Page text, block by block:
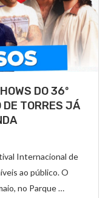
DO 36º
DE TORRES JÁ
Internacional de
ao público. O
no Parque …